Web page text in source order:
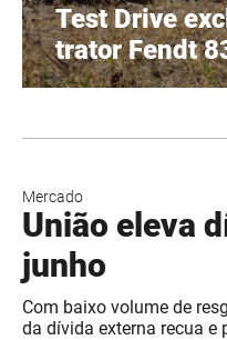
Test Drive
trator Fendt
Mercado
União eleva
junho
Com baixo volume de
da dívida externa recua e